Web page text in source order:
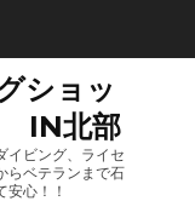
ショッ
IN北部
イビング、ライセ
らベテランまで石
心！！